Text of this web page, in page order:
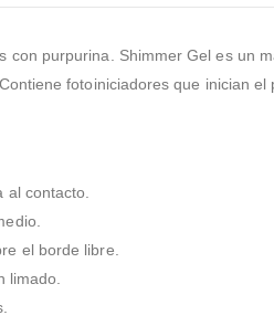
con purpurina. Shimmer Gel es un
fotoiniciadores que inician
contacto.
el borde libre.
limado.